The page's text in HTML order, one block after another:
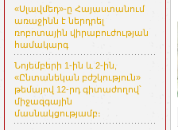
«Սլավմեդ»-ը Հայաստանում
առաջինն է ներդրել
ռոբոտային վիրաբուժության
համակարգ
Նոյեմբերի 1-ին և 2-ին,
«Ընտանեկան բժշկություն»
թեմայով 12-րդ գիտաժողով՝
միջազգային
մասնակցությամբ։